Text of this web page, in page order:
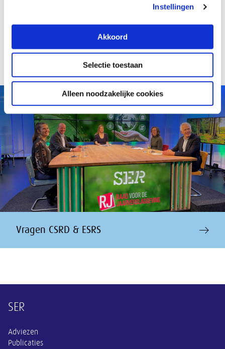
Instellingen
Akkoord
Selectie toestaan
Alleen noodzakelijke cookies
te kopiëren of verspreiden, als daarbij
Vragen CSRD & ESRS
Overige informatie
SER
Adviezen
Publicaties